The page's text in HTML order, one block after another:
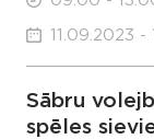
11.09.2023 -
Sābru
spēles